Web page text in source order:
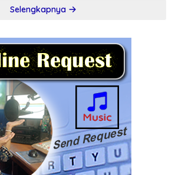
Selengkapnya